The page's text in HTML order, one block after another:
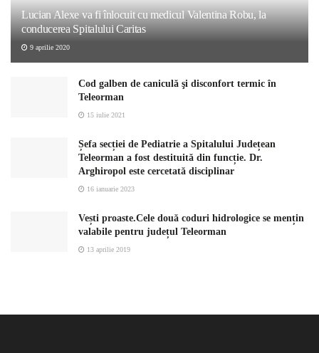
Lucian Alexe va fi înlocuit cu medicul Valentina Robu, la
conducerea Spitalului Caritas
9 aprilie 2020
Cod galben de caniculă şi disconfort termic în
Teleorman
15 iulie 2021
Șefa secției de Pediatrie a Spitalului Județean
Teleorman a fost destituită din funcție. Dr.
Arghiropol este cercetată disciplinar
16 ianuarie 2023
Vești proaste.Cele două coduri hidrologice se mențin
valabile pentru județul Teleorman
13 aprilie 2019